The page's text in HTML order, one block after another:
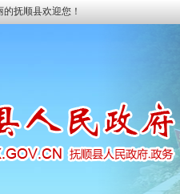
抚顺县欢迎您！